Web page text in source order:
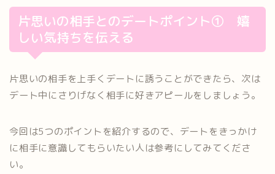
片思いの相手とのデートポイント① 嬉
しい気持ちを伝える
片思いの相手を上手くデートに誘うことができたら、次は
デート中にさりげなく相手に好きアピールをしましょう。
今回は5つのポイントを紹介するので、デートをきっかけ
に相手に意識してもらいたい人は参考にしてみてくださ
い。